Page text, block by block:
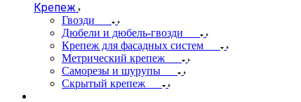
Крепеж
Гвозди
Дюбели и дюбель-гвозди
Крепеж для фасадных систем
Метрический крепеж
Саморезы и шурупы
Скрытый крепеж